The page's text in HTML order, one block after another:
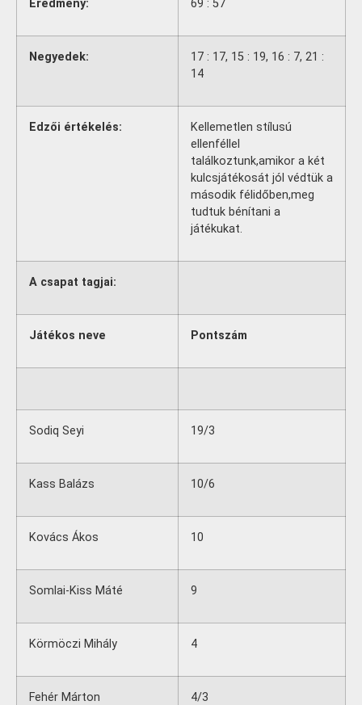
Eredmény: 69 : 57
Negyedek:
17 : 17, 15 : 19, 16 : 7, 21 :
14
Edzői értékelés:
Kellemetlen stílusú
ellenféllel
találkoztunk,amikor a két
kulcsjátékosát jól védtük a
második félidőben,meg
tudtuk bénítani a
játékukat.
A csapat tagjai:
Játékos neve Pontszám
Sodiq Seyi 19/3
Kass Balázs 10/6
Kovács Ákos 10
Somlai-Kiss Máté 9
Körmöczi Mihály 4
Fehér Márton 4/3